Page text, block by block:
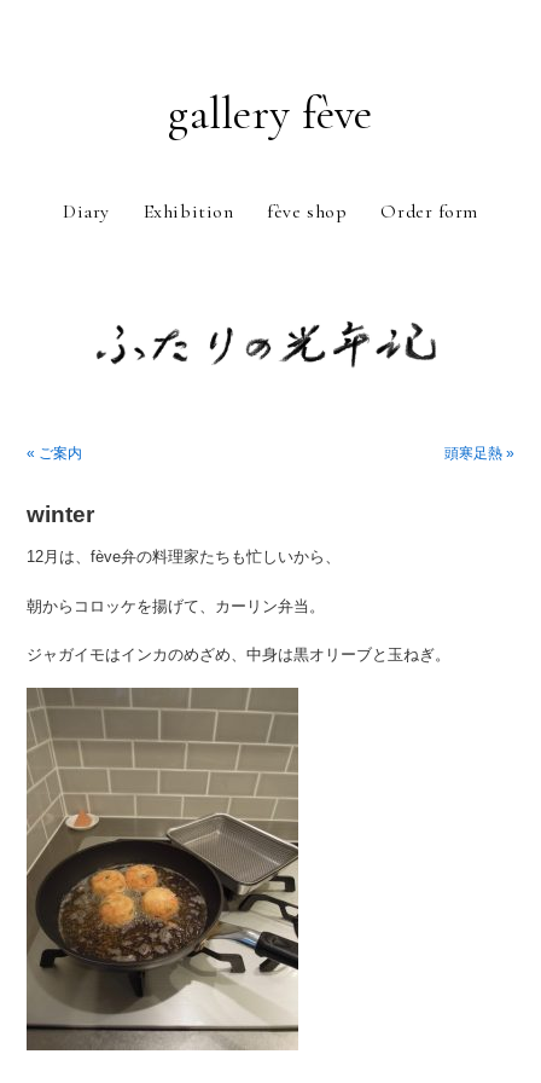
gallery fève
Diary Exhibition fève shop Order form
« ご案内
頭寒足熱 »
winter
12月は、fève弁の料理家たちも忙しいから、
朝からコロッケを揚げて、カーリン弁当。
ジャガイモはインカのめざめ、中身は黒オリーブと玉ねぎ。